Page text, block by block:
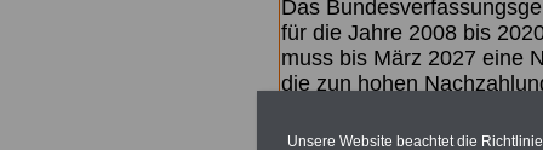
Das
für die Jahre 2008 bis
muss bis März 2027 eine
die zun hohen
geben (Medienberichten
Unsere Website beachtet die